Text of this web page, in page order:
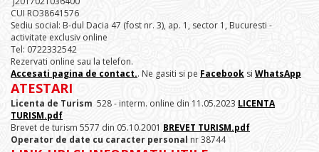
CUI RO38641576
Sediu social: B-dul Dacia 47 (fost nr. 3), ap. 1, sector 1, Bucuresti -
activitate exclusiv online
Tel: 0722332542
Rezervati online sau la telefon.
Accesati pagina de contact.. Ne gasiti si pe Facebook si WhatsApp
ATESTARI
Licenta de Turism 528 - interm. online din 11.05.2023 LICENTA
TURISM.pdf
Brevet de turism 5577 din 05.10.2001 BREVET TURISM.pdf
Operator de date cu caracter personal nr 38744